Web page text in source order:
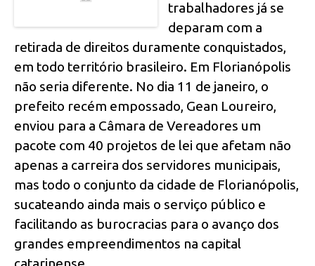
trabalhadores já se
deparam com a
retirada de direitos duramente conquistados,
em todo território brasileiro. Em Florianópolis
não seria diferente. No dia 11 de janeiro, o
prefeito recém empossado, Gean Loureiro,
enviou para a Câmara de Vereadores um
pacote com 40 projetos de lei que afetam não
apenas a carreira dos servidores municipais,
mas todo o conjunto da cidade de Florianópolis,
sucateando ainda mais o serviço público e
facilitando as burocracias para o avanço dos
grandes empreendimentos na capital
catarinense.